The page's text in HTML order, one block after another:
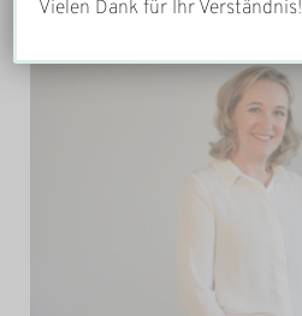
Vielen Dank für Ihr Verständnis!